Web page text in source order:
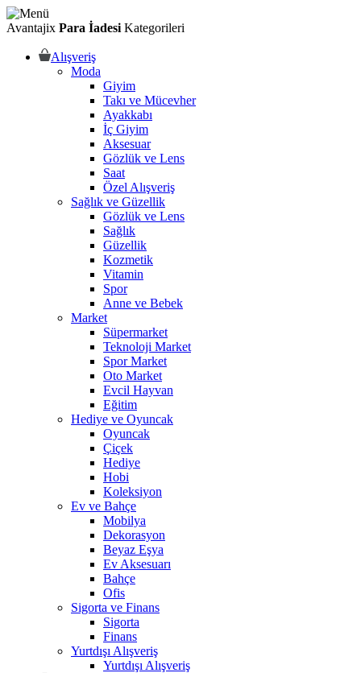
Avantajix Para İadesi Kategorileri
Alışveriş
Moda
Giyim
Takı ve Mücevher
Ayakkabı
İç Giyim
Aksesuar
Gözlük ve Lens
Saat
Özel Alışveriş
Sağlık ve Güzellik
Gözlük ve Lens
Sağlık
Güzellik
Kozmetik
Vitamin
Spor
Anne ve Bebek
Market
Süpermarket
Teknoloji Market
Spor Market
Oto Market
Evcil Hayvan
Eğitim
Hediye ve Oyuncak
Oyuncak
Çiçek
Hediye
Hobi
Koleksiyon
Ev ve Bahçe
Mobilya
Dekorasyon
Beyaz Eşya
Ev Aksesuarı
Bahçe
Ofis
Sigorta ve Finans
Sigorta
Finans
Yurtdışı Alışveriş
Yurtdışı Alışveriş